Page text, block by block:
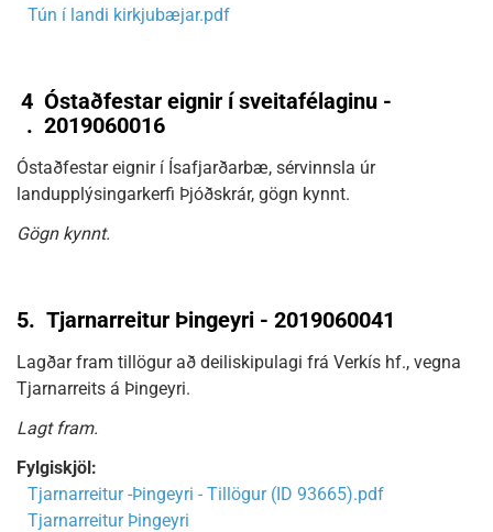
Tún í landi kirkjubæjar.pdf
4
.
Óstaðfestar eignir í sveitafélaginu -
2019060016
Óstaðfestar eignir í Ísafjarðarbæ, sérvinnsla úr
landupplýsingarkerfi Þjóðskrár, gögn kynnt.
Gögn kynnt.
5. Tjarnarreitur Þingeyri - 2019060041
Lagðar fram tillögur að deiliskipulagi frá Verkís hf., vegna
Tjarnarreits á Þingeyri.
Lagt fram.
Fylgiskjöl:
Tjarnarreitur -Þingeyri - Tillögur (ID 93665).pdf
Tjarnarreitur Þingeyri